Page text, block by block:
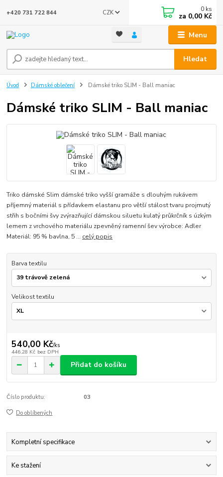
Menu
CZK
Hledat
+420 731 722 844 0 ks
za 0,00 Kč
Úvod Dámské oblečení Dámské triko SLIM - Ball maniac
Dámské triko SLIM - Ball maniac
Triko dámské Slim dámské triko vyšší gramáže s dlouhým rukávem
příjemný materiál s přídavkem elastanu pro větší stálost tvaru projmutý
střih s bočními švy zvýrazňující dámskou siluetu kulatý průkrčník s úzkým
lemem z vrchového materiálu zpevněný ramenní šev výrobce: Adler
Materiál: 95 % bavlna, 5 ... celý popis
Barva textilu
Velikost textilu
540,00 Kč/ks
446,28 Kč bez DPH
Přidat do košíku
Číslo produktu: 03
Do oblíbených
Kompletní specifikace
Ke stažení